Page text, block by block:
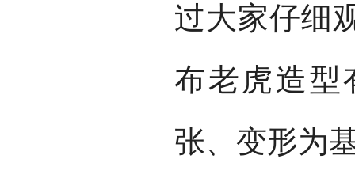
过大家仔细
布老虎造
张、变形为